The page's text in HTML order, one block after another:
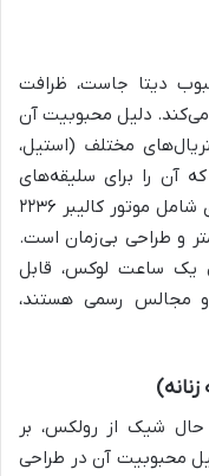
دیتا جاست، ظرافت
می‌کند. دلیل محبوبیت آن
مختلف (استیل،
آن را برای سلیقه‌های
متفاوت مناسب می‌سازد. ویژگی‌های کلیدی شامل موتور کالیبر ۲۲۳۶
بالا، مقاومت در برابر آب تا ۱۰۰ متر و طراحی بی‌زمان است.
یک ساعت لوکس، قابل
و مجالس رسمی هستند،
حال شیک از رولکس، بر
محبوبیت آن در طراحی